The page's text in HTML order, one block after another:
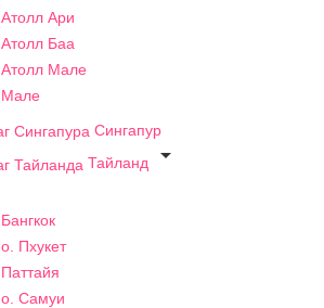
Атолл Ари
Атолл Баа
Атолл Мале
Мале
Сингапур
Тайланд

Бангкок
о. Пхукет
Паттайя
о. Самуи